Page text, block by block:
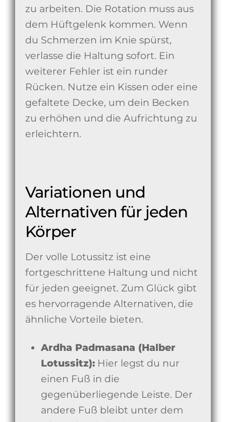
zu arbeiten. Die Rotation muss aus
dem Hüftgelenk kommen. Wenn
du Schmerzen im Knie spürst,
verlasse die Haltung sofort. Ein
weiterer Fehler ist ein runder
Rücken. Nutze ein Kissen oder eine
gefaltete Decke, um dein Becken
zu erhöhen und die Aufrichtung zu
erleichtern.
Variationen und
Alternativen für jeden
Körper
Der volle Lotussitz ist eine
fortgeschrittene Haltung und nicht
für jeden geeignet. Zum Glück gibt
es hervorragende Alternativen, die
ähnliche Vorteile bieten.
Ardha Padmasana (Halber
Lotussitz):Hier legst du nur
einen Fuß in die
gegenüberliegende Leiste. Der
andere Fuß bleibt unter dem